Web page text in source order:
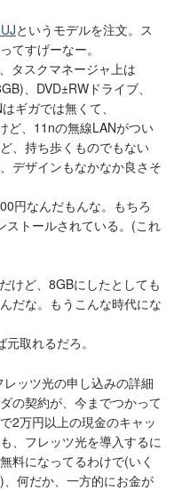
というモデルを注文。ス
てすげーなー。
タスクマネージャ上は
、DVD±RWドライブ、
ギガでは無くて、
ど、11nの無線LANがつい
、持ち歩くものでもない
デザインもなかなか良さそ
円なんだもんな。もちろ
ストールされている。(これ
けど、8GBにしたとしても
だな。もうこんな時代にな
取れるだろ。
ッツ光の申し込みの詳細
の契約が、今までつかって
2万円以上の現金のキャッ
、フレッツ光を導入するに
料になってるわけで(いく
何だか、一方的にお金が